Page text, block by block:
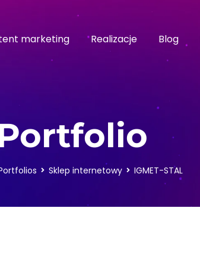
marketing Realizacje Blog
Sklep internetowy IGMET-STAL